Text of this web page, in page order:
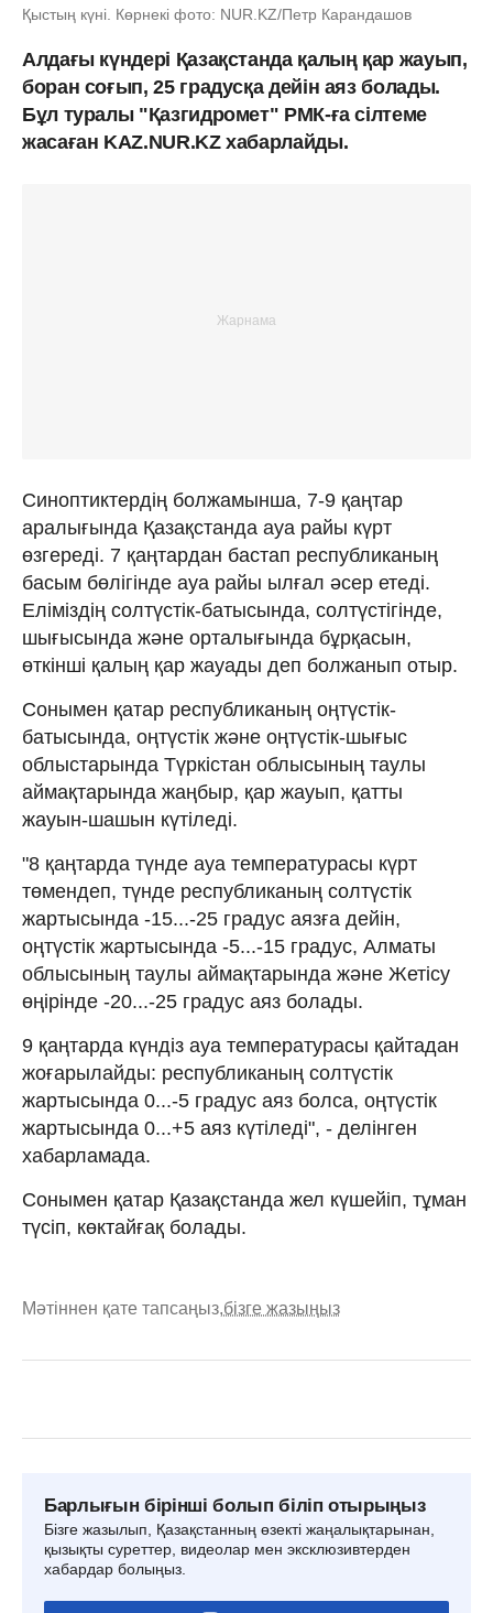
Қыстың күні. Көрнекі фото: NUR.KZ/Петр Карандашов
Алдағы күндері Қазақстанда қалың қар жауып,
боран соғып, 25 градусқа дейін аяз болады.
Бұл туралы "Қазгидромет" РМК-ға сілтеме
жасаған KAZ.NUR.KZ хабарлайды.
Синоптиктердің болжамынша, 7-9 қаңтар
аралығында Қазақстанда ауа райы күрт
өзгереді. 7 қаңтардан бастап республиканың
басым бөлігінде ауа райы ылғал әсер етеді.
Еліміздің солтүстік-батысында, солтүстігінде,
шығысында және орталығында бұрқасын,
өткінші қалың қар жауады деп болжанып отыр.
Сонымен қатар республиканың оңтүстік-
батысында, оңтүстік және оңтүстік-шығыс
облыстарында Түркістан облысының таулы
аймақтарында жаңбыр, қар жауып, қатты
жауын-шашын күтіледі.
"8 қаңтарда түнде ауа температурасы күрт
төмендеп, түнде республиканың солтүстік
жартысында -15...-25 градус аязға дейін,
оңтүстік жартысында -5...-15 градус, Алматы
облысының таулы аймақтарында және Жетісу
өңірінде -20...-25 градус аяз болады.
9 қаңтарда күндіз ауа температурасы қайтадан
жоғарылайды: республиканың солтүстік
жартысында 0...-5 градус аяз болса, оңтүстік
жартысында 0...+5 аяз күтіледі", - делінген
хабарламада.
Сонымен қатар Қазақстанда жел күшейіп, тұман
түсіп, көктайғақ болады.
Мәтіннен қате тапсаңыз,бізге жазыңыз
Барлығын бірінші болып біліп отырыңыз
Бізге жазылып, Қазақстанның өзекті жаңалықтарынан,
қызықты суреттер, видеолар мен эксклюзивтерден
хабардар болыңыз.